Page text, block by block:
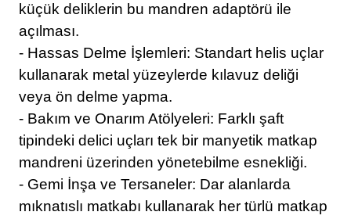
küçük deliklerin bu mandren adaptörü ile
açılması.
- Hassas Delme İşlemleri: Standart helis uçlar
kullanarak metal yüzeylerde kılavuz deliği
veya ön delme yapma.
- Bakım ve Onarım Atölyeleri: Farklı şaft
tipindeki delici uçları tek bir manyetik matkap
mandreni üzerinden yönetebilme esnekliği.
- Gemi İnşa ve Tersaneler: Dar alanlarda
mıknatıslı matkabı kullanarak her türlü matkap